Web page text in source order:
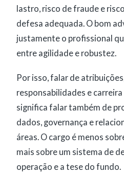
lastro, risco de fraude e
defesa adequada. O bom
justamente o profissional
entre agilidade e robustez.
Por isso, falar de
responsabilidades e
significa falar também de
dados, governança e
áreas. O cargo é menos
mais sobre um sistema de
operação e a tese do fundo.